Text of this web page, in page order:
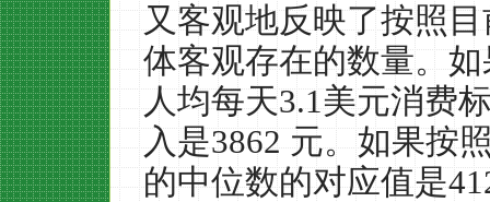
又客观地反映了按照
体客观存在的数量。
人均每天3.1美元消费
入是3862元。如果按
的中位数的对应值是